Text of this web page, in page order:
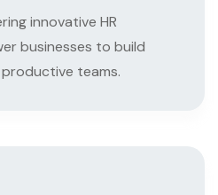
innovative HR
businesses to build
teams.